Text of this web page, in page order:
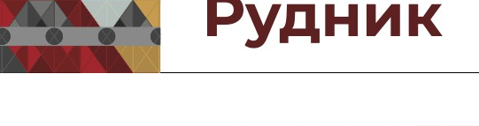
Предприятия и компании
Интервью
Выставки, Конференции